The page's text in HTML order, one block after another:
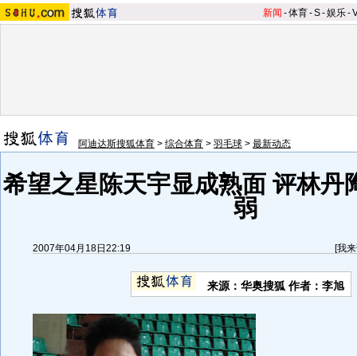
新闻 -体育-S-娱乐-
阿迪达斯搜狐体育 > 综合体育 > 羽毛球 > 最新动态
希望之星陈天宇显成熟面 评林丹
弱
2007年04月18日22:19 [我
来源：华奥搜狐 作者：李旭